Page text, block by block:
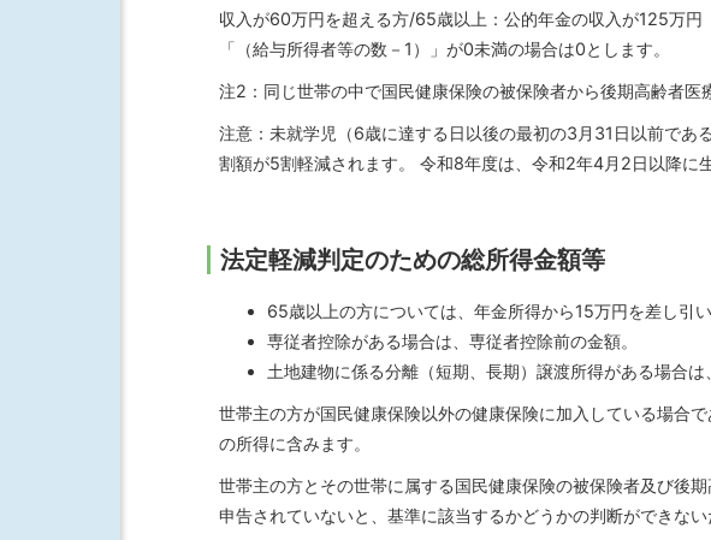
収入が60万円を超える方/65歳以上：公的年金の収入が125万円
「（給与所得者等の数－1）」が0未満の場合は0とします。
注2：同じ世帯の中で国民健康保険の被保険者から後期高齢者医
注意：未就学児（6歳に達する日以後の最初の3月31日以前であ
割額が5割軽減されます。 令和8年度は、令和2年4月2日以降に
法定軽減判定のための総所得金額等
65歳以上の方については、年金所得から15万円を差し引い
専従者控除がある場合は、専従者控除前の金額。
土地建物に係る分離（短期、長期）譲渡所得がある場合は
世帯主の方が国民健康保険以外の健康保険に加入している場合
の所得に含みます。
世帯主の方とその世帯に属する国民健康保険の被保険者及び後
申告されていないと、基準に該当するかどうかの判断ができない